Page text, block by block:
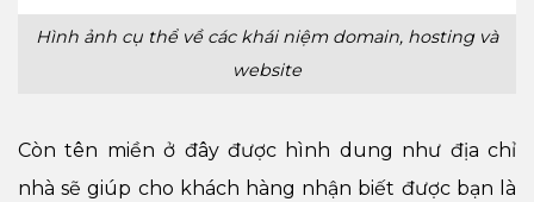
Hình ảnh cụ thể về các khái niệm domain, hosting và
website
Còn tên miền ở đây được hình dung như địa chỉ
nhà sẽ giúp cho khách hàng nhận biết được bạn là